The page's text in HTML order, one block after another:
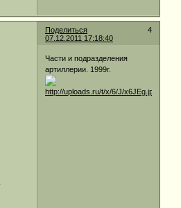
Поделиться
4
07.12.2011 17:18:40
Части и подразделения
артиллерии. 1999г.